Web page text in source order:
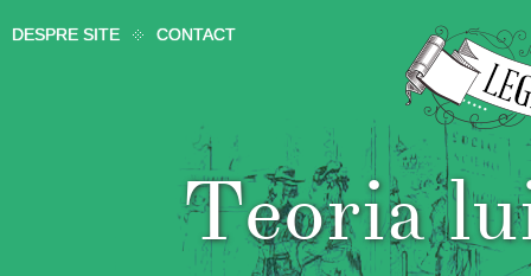
DESPRE SITE CONTACT
Teoria